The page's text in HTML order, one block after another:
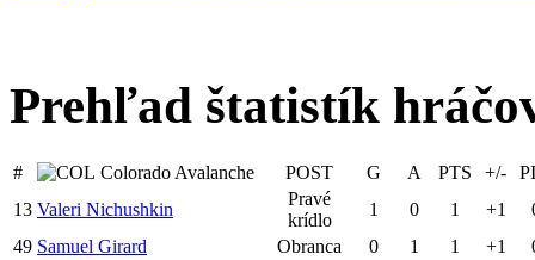
Prehľad štatistík
# Colorado Avalanche POST G A PTS +/-
13 Valeri Nichushkin
Pravé
krídlo
1 0 1 +1
49 Samuel Girard Obranca 0 1 1 +1